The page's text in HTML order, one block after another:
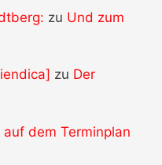
zu Und zum
zu Der
auf dem Terminplan